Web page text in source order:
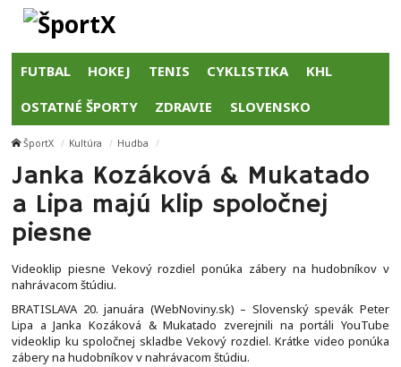
FUTBAL HOKEJ TENIS CYKLISTIKA KHL
OSTATNÉ ŠPORTY ZDRAVIE SLOVENSKO
ŠportX Kultúra Hudba
Janka Kozáková & Mukatado
a Lipa majú klip spoločnej
piesne
Videoklip piesne Vekový rozdiel ponúka zábery na hudobníkov v
nahrávacom štúdiu.
BRATISLAVA 20. januára (WebNoviny.sk) – Slovenský spevák Peter
Lipa a Janka Kozáková & Mukatado zverejnili na portáli YouTube
videoklip ku spoločnej skladbe Vekový rozdiel. Krátke video ponúka
zábery na hudobníkov v nahrávacom štúdiu.